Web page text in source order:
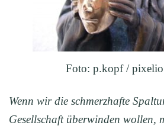
Foto: p.kopf /
Wenn wir die schmerzhafte
Gesellschaft überwinden wollen,